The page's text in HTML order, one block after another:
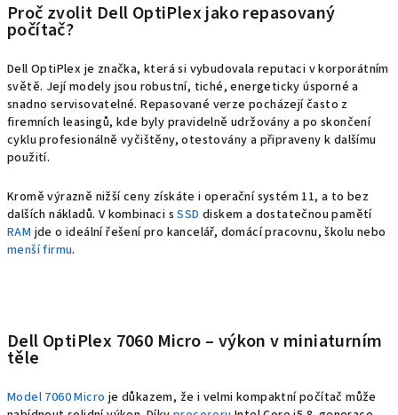
Proč zvolit Dell OptiPlex jako repasovaný
počítač?
Dell OptiPlex je značka, která si vybudovala reputaci v korporátním
světě. Její modely jsou robustní, tiché, energeticky úsporné a
snadno servisovatelné. Repasované verze pocházejí často z
firemních leasingů, kde byly pravidelně udržovány a po skončení
cyklu profesionálně vyčištěny, otestovány a připraveny k dalšímu
použití.
Kromě výrazně nižší ceny získáte i operační systém 11, a to bez
dalších nákladů. V kombinaci sSSD diskem a dostatečnou pamětí
RAMjde o ideální řešení pro kancelář, domácí pracovnu, školu nebo
menší firmu.
Dell OptiPlex 7060 Micro – výkon v miniaturním
těle
Model 7060 Micro je důkazem, že i velmi kompaktní počítač může